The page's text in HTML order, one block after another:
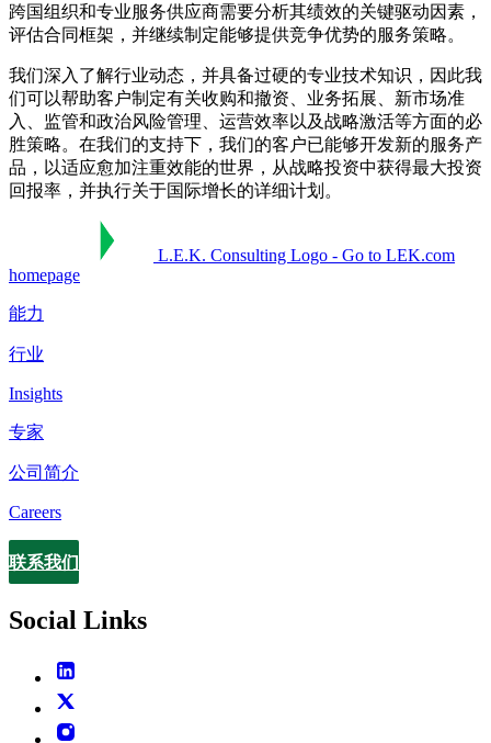
跨国组织和专业服务供应商需要分析其绩效的关键驱动因素，
评估合同框架，并继续制定能够提供竞争优势的服务策略。
我们深入了解行业动态，并具备过硬的专业技术知识，因此我
们可以帮助客户制定有关收购和撤资、业务拓展、新市场准
入、监管和政治风险管理、运营效率以及战略激活等方面的必
胜策略。在我们的支持下，我们的客户已能够开发新的服务产
品，以适应愈加注重效能的世界，从战略投资中获得最大投资
回报率，并执行关于国际增长的详细计划。
L.E.K. Consulting Logo - Go to LEK.com
homepage
能力
行业
Insights
专家
公司简介
Careers
Contact
联系我们
Social Links